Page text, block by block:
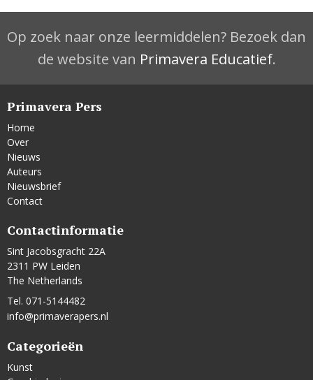
Op zoek naar onze leermiddelen? Bezoek dan
de website van Primavera Educatief.
Primavera Pers
Home
Over
Nieuws
Auteurs
Nieuwsbrief
Contact
Contactinformatie
Sint Jacobsgracht 22A
2311 PW Leiden
The Netherlands
Tel. 071-5144482
info@primaverapers.nl
Categorieën
Kunst